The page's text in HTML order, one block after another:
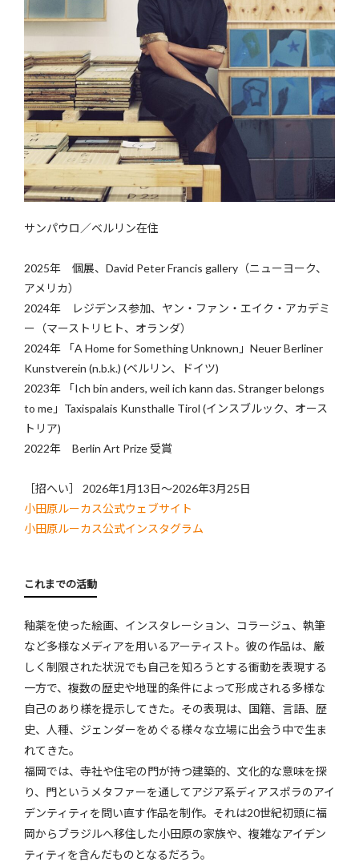
サンパウロ／ベルリン在住
2025年 個展、David Peter Francis gallery（ニューヨーク、
アメリカ）
2024年 レジデンス参加、ヤン・ファン・エイク・アカデミ
ー（マーストリヒト、オランダ）
2024年 「A Home for Something Unknown」Neuer Berliner
Kunstverein (n.b.k.) (ベルリン、ドイツ)
2023年 「Ich bin anders, weil ich kann das. Stranger belongs
to me」Taxispalais Kunsthalle Tirol (インスブルック、オース
トリア)
2022年 Berlin Art Prize 受賞
［招へい］ 2026年1月13日〜2026年3月25日
小田原ルーカス公式ウェブサイト
小田原ルーカス公式インスタグラム
これまでの活動
釉薬を使った絵画、インスタレーション、コラージュ、執筆
など多様なメディアを用いるアーティスト。彼の作品は、厳
しく制限された状況でも自己を知ろうとする衝動を表現する
一方で、複数の歴史や地理的条件によって形成される多様な
自己のあり様を提示してきた。その表現は、国籍、言語、歴
史、人種、ジェンダーをめぐる様々な立場に出会う中で生ま
れてきた。
福岡では、寺社や住宅の門が持つ建築的、文化的な意味を探
り、門というメタファーを通してアジア系ディアスポラのアイ
デンティティを問い直す作品を制作。それは20世紀初頭に福
岡からブラジルへ移住した小田原の家族や、複雑なアイデン
ティティを含んだものとなるだろう。